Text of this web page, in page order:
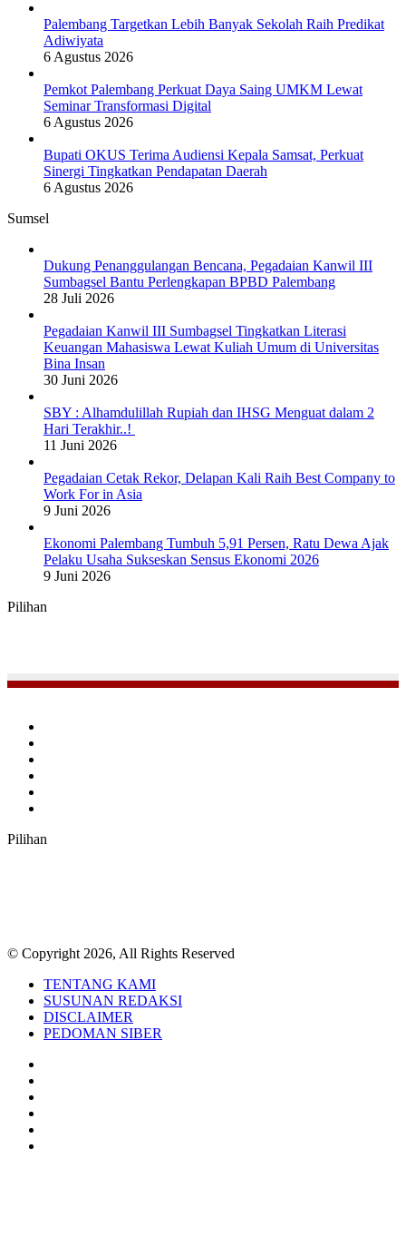
Palembang Targetkan Lebih Banyak Sekolah Raih Predikat
Adiwiyata
6 Agustus 2026
Pemkot Palembang Perkuat Daya Saing UMKM Lewat
Seminar Transformasi Digital
6 Agustus 2026
Bupati OKUS Terima Audiensi Kepala Samsat, Perkuat
Sinergi Tingkatkan Pendapatan Daerah
6 Agustus 2026
Sumsel
Dukung Penanggulangan Bencana, Pegadaian Kanwil III
Sumbagsel Bantu Perlengkapan BPBD Palembang
28 Juli 2026
Pegadaian Kanwil III Sumbagsel Tingkatkan Literasi
Keuangan Mahasiswa Lewat Kuliah Umum di Universitas
Bina Insan
30 Juni 2026
SBY : Alhamdulillah Rupiah dan IHSG Menguat dalam 2
Hari Terakhir..!
11 Juni 2026
Pegadaian Cetak Rekor, Delapan Kali Raih Best Company to
Work For in Asia
9 Juni 2026
Ekonomi Palembang Tumbuh 5,91 Persen, Ratu Dewa Ajak
Pelaku Usaha Sukseskan Sensus Ekonomi 2026
9 Juni 2026
Pilihan
Pilihan
© Copyright 2026, All Rights Reserved
TENTANG KAMI
SUSUNAN REDAKSI
DISCLAIMER
PEDOMAN SIBER